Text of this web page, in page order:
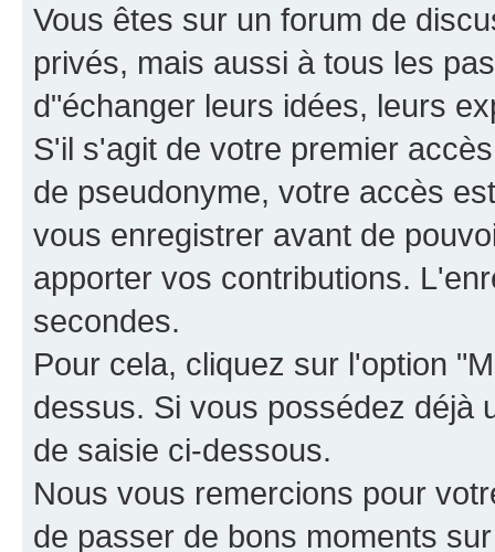
Vous êtes sur un forum de
privés, mais aussi à tous les
d"échanger leurs idées, leurs
S'il s'agit de votre premier
de pseudonyme, votre accès
vous enregistrer avant de
apporter vos contributions.
secondes.
Pour cela, cliquez sur l'option
dessus. Si vous possédez déjà
de saisie ci-dessous.
Nous vous remercions pour
de passer de bons moments